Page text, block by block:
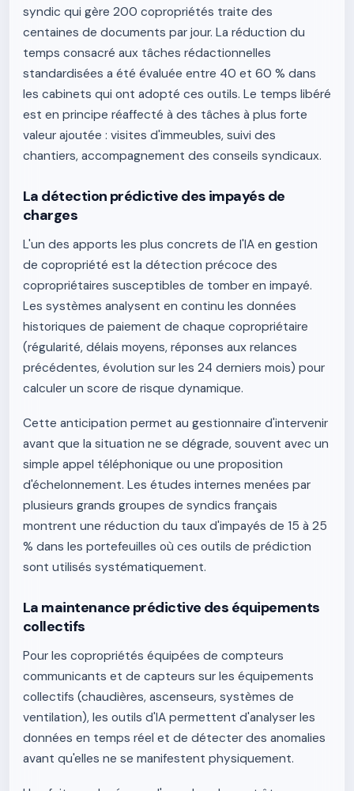
syndic qui gère 200 copropriétés traite des
centaines de documents par jour. La réduction du
temps consacré aux tâches rédactionnelles
standardisées a été évaluée entre 40 et 60 % dans
les cabinets qui ont adopté ces outils. Le temps libéré
est en principe réaffecté à des tâches à plus forte
valeur ajoutée : visites d'immeubles, suivi des
chantiers, accompagnement des conseils syndicaux.
La détection prédictive des impayés de
charges
L'un des apports les plus concrets de l'IA en gestion
de copropriété est la détection précoce des
copropriétaires susceptibles de tomber en impayé.
Les systèmes analysent en continu les données
historiques de paiement de chaque copropriétaire
(régularité, délais moyens, réponses aux relances
précédentes, évolution sur les 24 derniers mois) pour
calculer un score de risque dynamique.
Cette anticipation permet au gestionnaire d'intervenir
avant que la situation ne se dégrade, souvent avec un
simple appel téléphonique ou une proposition
d'échelonnement. Les études internes menées par
plusieurs grands groupes de syndics français
montrent une réduction du taux d'impayés de 15 à 25
% dans les portefeuilles où ces outils de prédiction
sont utilisés systématiquement.
La maintenance prédictive des équipements
collectifs
Pour les copropriétés équipées de compteurs
communicants et de capteurs sur les équipements
collectifs (chaudières, ascenseurs, systèmes de
ventilation), les outils d'IA permettent d'analyser les
données en temps réel et de détecter des anomalies
avant qu'elles ne se manifestent physiquement.